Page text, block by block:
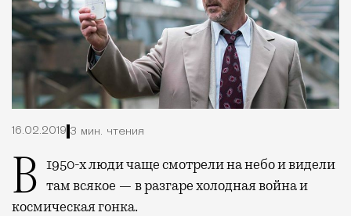
16.02.2019 3 мин. чтения
В 1950-х люди чаще смотрели на небо и видели там всякое — в разгаре холодная война и
космическая гонка.